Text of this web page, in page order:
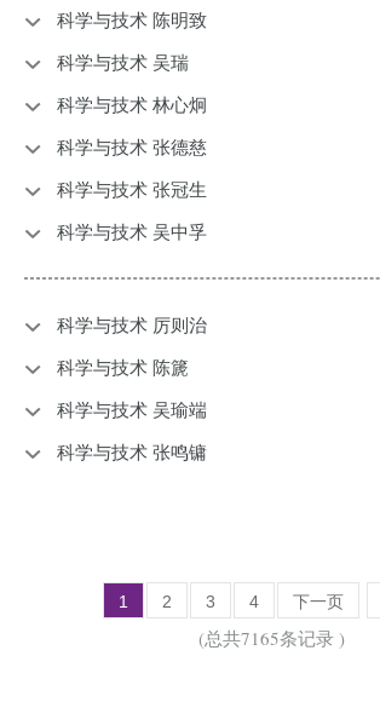
科学与技术 陈明致
科学与技术 吴瑞
科学与技术 林心炯
科学与技术 张德慈
科学与技术 张冠生
科学与技术 吴中孚
科学与技术 厉则治
科学与技术 陈篪
科学与技术 吴瑜端
科学与技术 张鸣镛
1 2 3 4 下一页
(总共7165条记录 )